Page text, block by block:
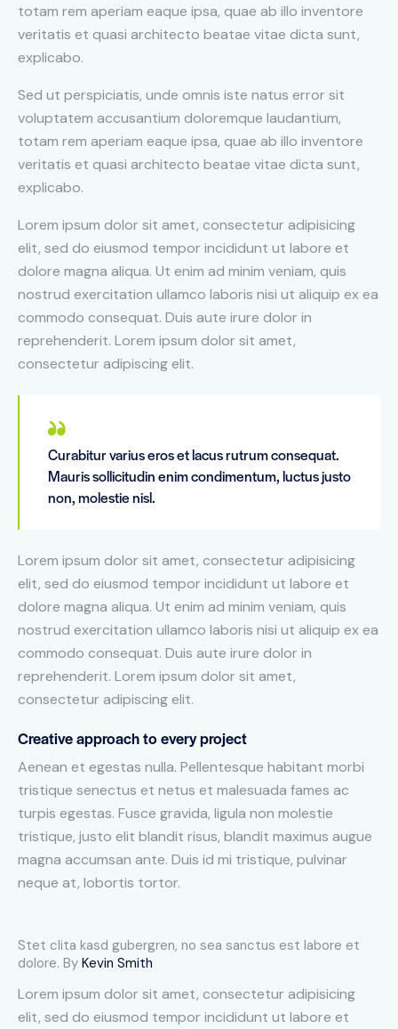
totam rem aperiam eaque ipsa, quae ab illo inventore
veritatis et quasi architecto beatae vitae dicta sunt,
explicabo.
Sed ut perspiciatis, unde omnis iste natus error sit
voluptatem accusantium doloremque laudantium,
totam rem aperiam eaque ipsa, quae ab illo inventore
veritatis et quasi architecto beatae vitae dicta sunt,
explicabo.
Lorem ipsum dolor sit amet, consectetur adipisicing
elit, sed do eiusmod tempor incididunt ut labore et
dolore magna aliqua. Ut enim ad minim veniam, quis
nostrud exercitation ullamco laboris nisi ut aliquip ex ea
commodo consequat. Duis aute irure dolor in
reprehenderit. Lorem ipsum dolor sit amet,
consectetur adipiscing elit.
Curabitur varius eros et lacus rutrum consequat.
Mauris sollicitudin enim condimentum, luctus justo
non, molestie nisl.
Lorem ipsum dolor sit amet, consectetur adipisicing
elit, sed do eiusmod tempor incididunt ut labore et
dolore magna aliqua. Ut enim ad minim veniam, quis
nostrud exercitation ullamco laboris nisi ut aliquip ex ea
commodo consequat. Duis aute irure dolor in
reprehenderit. Lorem ipsum dolor sit amet,
consectetur adipiscing elit.
Creative approach to every project
Aenean et egestas nulla. Pellentesque habitant morbi
tristique senectus et netus et malesuada fames ac
turpis egestas. Fusce gravida, ligula non molestie
tristique, justo elit blandit risus, blandit maximus augue
magna accumsan ante. Duis id mi tristique, pulvinar
neque at, lobortis tortor.
Stet clita kasd gubergren, no sea sanctus est labore et
dolore. By Kevin Smith
Lorem ipsum dolor sit amet, consectetur adipisicing
elit, sed do eiusmod tempor incididunt ut labore et